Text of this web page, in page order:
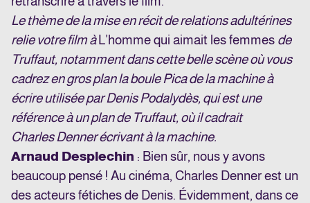
Le thème de la mise en récit de relations adultérines
relie votre film à L’homme qui aimait les femmes de
Truffaut, notamment dans cette belle scène où vous
cadrez en gros plan la boule Pica de la machine à
écrire utilisée par Denis Podalydès, qui est une
référence à un plan de Truffaut, où il cadrait
Charles Denner écrivant à la machine.
Arnaud Desplechin : Bien sûr, nous y avons
beaucoup pensé ! Au cinéma, Charles Denner est un
des acteurs fétiches de Denis. Évidemment, dans ce